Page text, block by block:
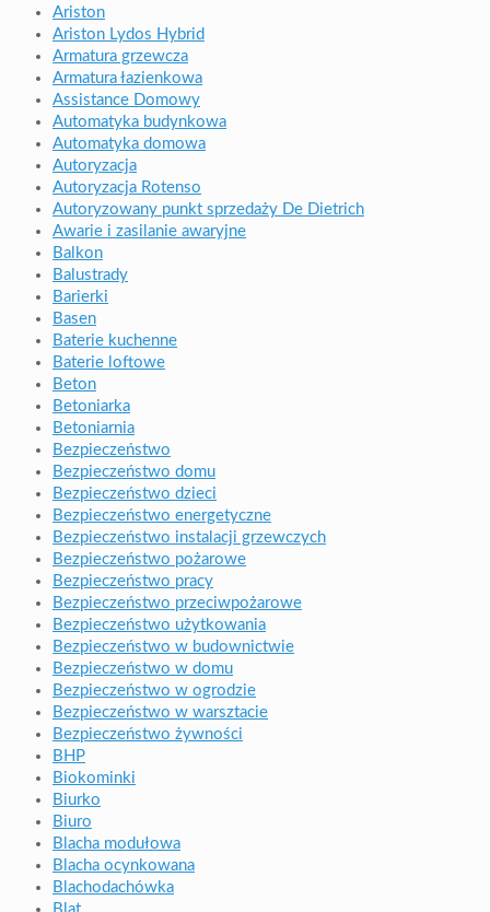
Ariston
Ariston Lydos Hybrid
Armatura grzewcza
Armatura łazienkowa
Assistance Domowy
Automatyka budynkowa
Automatyka domowa
Autoryzacja
Autoryzacja Rotenso
Autoryzowany punkt sprzedaży De Dietrich
Awarie i zasilanie awaryjne
Balkon
Balustrady
Barierki
Basen
Baterie kuchenne
Baterie loftowe
Beton
Betoniarka
Betoniarnia
Bezpieczeństwo
Bezpieczeństwo domu
Bezpieczeństwo dzieci
Bezpieczeństwo energetyczne
Bezpieczeństwo instalacji grzewczych
Bezpieczeństwo pożarowe
Bezpieczeństwo pracy
Bezpieczeństwo przeciwpożarowe
Bezpieczeństwo użytkowania
Bezpieczeństwo w budownictwie
Bezpieczeństwo w domu
Bezpieczeństwo w ogrodzie
Bezpieczeństwo w warsztacie
Bezpieczeństwo żywności
BHP
Biokominki
Biurko
Biuro
Blacha modułowa
Blacha ocynkowana
Blachodachówka
Blat